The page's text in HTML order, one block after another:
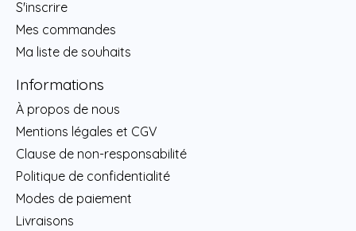
S'inscrire
Mes commandes
Ma liste de souhaits
Informations
À propos de nous
Mentions légales et CGV
Clause de non-responsabilité
Politique de confidentialité
Modes de paiement
Livraisons